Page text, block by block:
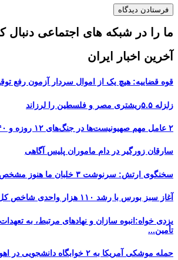
ما را در شبکه های اجتماعی دنبال
آخرین اخبار ایران
قوه قضاییه: هیچ یک از اموال سردار آزمون رفع
زلزله ۵.۵ریشتری مصر و فلسطین را لرزاند
۲ عامل مهم صهیونیست‌ها در جنگ‌های ۱۲ روزه و ۴۰ روزه اعدام شدند
سارقان زورگیر در دام ماموران پلیس آگاهی
سخنگوی ارتش: سرنوشت ۳ خلبان ما هنوز مشخص نیست
آغاز سبز بورس با رشد ۱۱۰ هزار واحدی شاخص کل
یزدی خواه:انبوه سازان و نهادهای مرتبط، به
تأمین...
حمله موشکی آمریکا به ۲ خوابگاه دانشجویی در اهواز